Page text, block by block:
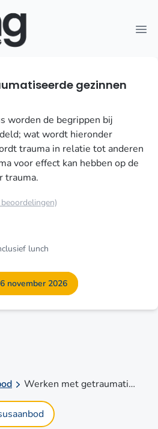
gezinnen
worden de begrippen bij
wat wordt hieronder
trauma in relatie tot anderen
voor effect kan hebben op de
trauma.
lunch
november 2026
Werken met getraumatiseerde gezinnen